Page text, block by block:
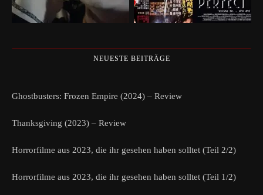
NEUESTE BEITRÄGE
Ghostbusters: Frozen Empire (2024) – Review
Thanksgiving (2023) – Review
Horrorfilme aus 2023, die ihr gesehen haben solltet (Teil 2/2)
Horrorfilme aus 2023, die ihr gesehen haben solltet (Teil 1/2)